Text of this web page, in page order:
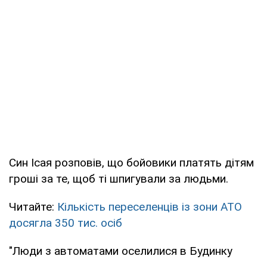
Син Ісая розповів, що бойовики платять дітям
гроші за те, щоб ті шпигували за людьми.
Читайте: Кількість переселенців із зони АТО
досягла 350 тис. осіб
"Люди з автоматами оселилися в Будинку